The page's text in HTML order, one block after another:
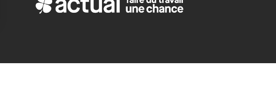
confidentialité, en garantissant la conformité avec les réglementations.